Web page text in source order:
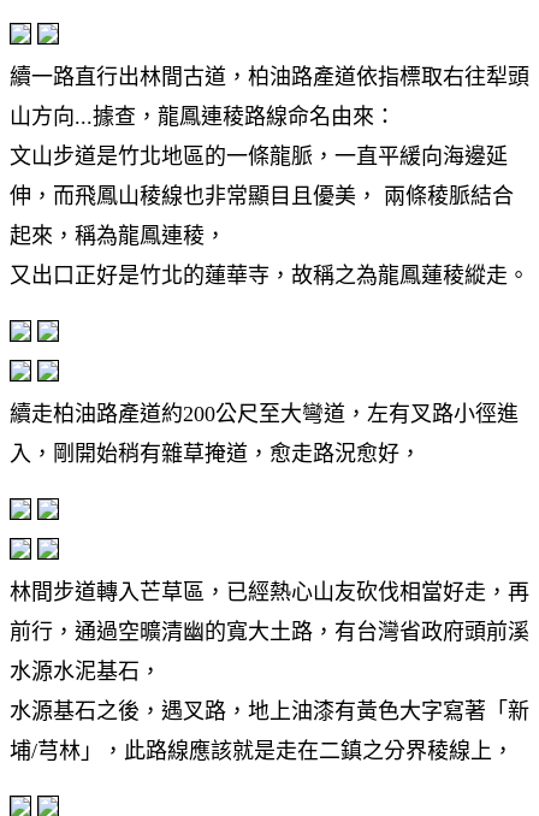
續一路直行出林間古道，柏油路產道依指標取右往犁頭
山方向...據查，龍鳳連稜路線命名由來：
文山步道是竹北地區的一條龍脈，一直平緩向海邊延
伸，而飛鳳山稜線也非常顯目且優美， 兩條稜脈結合
起來，稱為龍鳳連稜，
又出口正好是竹北的蓮華寺，故稱之為龍鳳蓮稜縱走。
續走柏油路產道約200公尺至大彎道，左有叉路小徑進
入，剛開始稍有雜草掩道，愈走路況愈好，
林間步道轉入芒草區，已經熱心山友砍伐相當好走，再
前行，通過空曠清幽的寬大土路，有台灣省政府頭前溪
水源水泥基石，
水源基石之後，遇叉路，地上油漆有黃色大字寫著「新
埔/芎林」，此路線應該就是走在二鎮之分界稜線上，